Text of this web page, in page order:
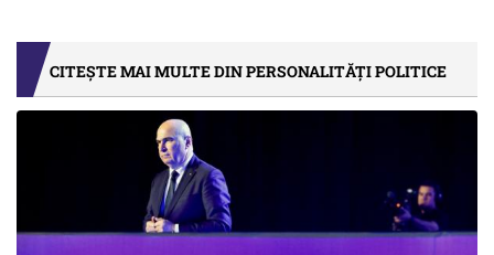
CITEȘTE MAI MULTE DIN PERSONALITĂȚI POLITICE